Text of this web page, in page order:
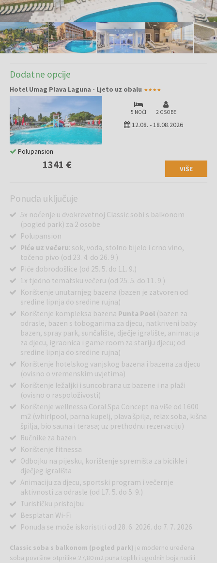
Dodatne opcije
Hotel Umag Plava Laguna - Ljeto uz obalu
5 NOĆI 2 OSOBE
12.08. -18.08.2026
1341 € VIŠE
Polupansion
Ponuda uključuje
5x noćenje u dvokrevetnoj Classic sobi s balkonom
(pogled park) za 2 osobe
Polupansion
Piće uz večeru: sok, voda, stolno bijelo i crno vino,
točeno pivo (od 23. 4. do 26. 9.)
Piće dobrodošlice (od 25. 5. do 11. 9.)
1x tjedno tematsku večeru (od 25. 5. do 11. 9.)
Korištenje unutarnjeg bazena (bazen je zatvoren od
sredine lipnja do sredine rujna)
Korištenje kompleksa bazena Punta Pool (bazen za
odrasle, bazen s toboganima za djecu, natkriveni baby
bazen, spray park, sunčalište, dječje igralište, animacija
za djecu, igraonica i game room za stariju djecu; od
sredine lipnja do sredine rujna)
Korištenje hotelskog vanjskog bazena i bazena za djecu
(ovisno o vremenskim uvjetima)
Korištenje ležaljki i suncobrana uz bazene i na plaži
(ovisno o raspoloživosti)
Korištenje wellnessa Coral Spa Concept na više od 1600
m2 (whirlpool, parna kupelj, plava špilja, relax soba, kišna
špilja, bio sauna i terasa; uz prethodnu rezervaciju)
Ručnike za bazen
Korištenje fitnessa
Odbojku na pijesku, korištenje spremišta za bicikle i
dječjeg igrališta
Animaciju za djecu, sportski program i večernje
aktivnosti za odrasle (od 17. 5. do 5. 9.)
Turističku pristojbu
Besplatan Wi-Fi
Ponuda se može iskoristiti od 28. 6. 2026. do 7. 7. 2026.
Classic soba s balkonom (pogled park) je moderno uređena
soba površine otprilike 27,80 m2 puna toplih i ugodnih boja nudi i